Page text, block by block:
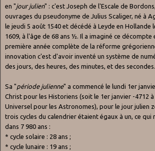
en "jour julien" : c'est Joseph de l'Escale de
ouvrages du pseudonyme de Julius Scaliger, né à
le jeudi 5 août 1540 et décédé à Leyde en Hollande
1609, à l'âge de 68 ans ½. Il a imaginé ce décompte
première année complète de la réforme
innovation c'est d'avoir inventé un système de
des jours, des heures, des minutes, et des secondes.
Sa "période julienne" a commencé le lundi 1er
Christ pour les Historiens (soit le 1er janvier -4712 à
Universel pour les Astronomes), pour le jour julien
trois cycles du calendrier étaient égaux à un, ce qui
dans 7 980 ans :
* cycle solaire : 28 ans ;
* cycle lunaire : 19 ans ;